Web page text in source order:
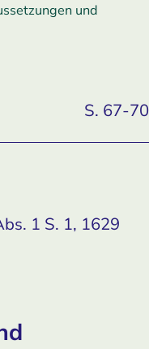
und
S. 67-70
1 S. 1, 1629